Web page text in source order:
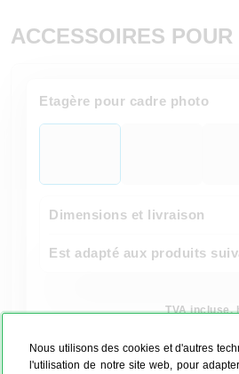
Nous utilisons des cookies et d'autres
l'utilisation de notre site web, pour
ACCESSOIRES POUR
Etagère pour cadre photo
Dimensions et livraison
Est adapté aux produits
TVA incluse,
Commander